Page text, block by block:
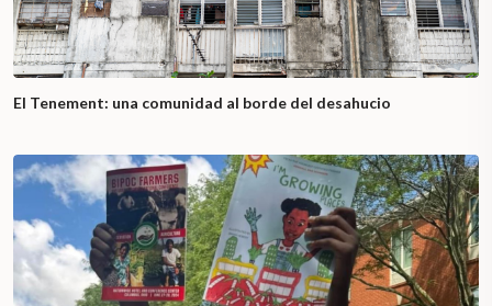
El Tenement: una comunidad al borde del desahucio